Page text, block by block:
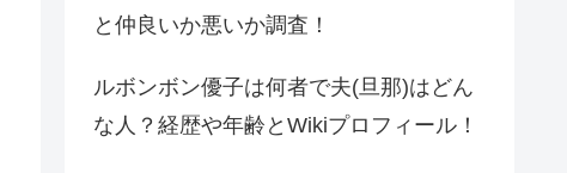
と仲良いか悪いか調査！
ルボンボン優子は何者で夫(旦那)はどん
な人？経歴や年齢とWikiプロフィール！